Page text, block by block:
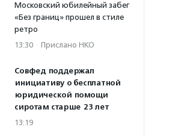
Московский юбилейный забег
«Без границ» прошел в стиле
ретро
13:30 · Прислано НКО
Совфед поддержал
инициативу о бесплатной
юридической помощи
сиротам старше 23 лет
13:19